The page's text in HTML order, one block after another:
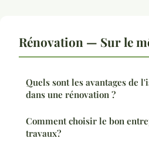
Rénovation — Sur le
Quels sont les avantages de
dans une rénovation ?
Comment choisir le bon
travaux?